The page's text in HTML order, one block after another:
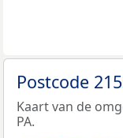
Postcode
Kaart van de
PA.